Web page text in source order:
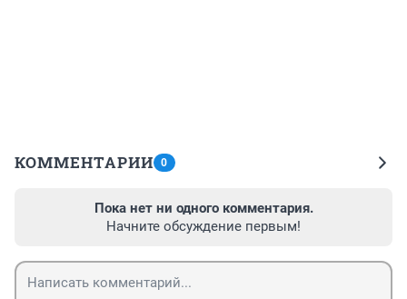
КОММЕНТАРИИ 0
Пока нет ни одного комментария.
Начните обсуждение первым!